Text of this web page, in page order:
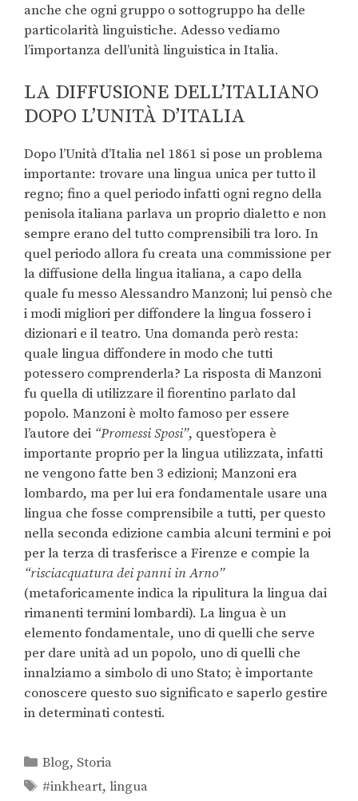
anche che ogni gruppo o sottogruppo ha delle
particolarità linguistiche. Adesso vediamo
l’importanza dell’unità linguistica in Italia.
LA DIFFUSIONE DELL’ITALIANO
DOPO L’UNITÀ D’ITALIA
Dopo l’Unità d’Italia nel 1861 si pose un problema
importante: trovare una lingua unica per tutto il
regno; fino a quel periodo infatti ogni regno della
penisola italiana parlava un proprio dialetto e non
sempre erano del tutto comprensibili tra loro. In
quel periodo allora fu creata una commissione per
la diffusione della lingua italiana, a capo della
quale fu messo Alessandro Manzoni; lui pensò che
i modi migliori per diffondere la lingua fossero i
dizionari e il teatro. Una domanda però resta:
quale lingua diffondere in modo che tutti
potessero comprenderla? La risposta di Manzoni
fu quella di utilizzare il fiorentino parlato dal
popolo. Manzoni è molto famoso per essere
l’autore dei “Promessi Sposi”, quest’opera è
importante proprio per la lingua utilizzata, infatti
ne vengono fatte ben 3 edizioni; Manzoni era
lombardo, ma per lui era fondamentale usare una
lingua che fosse comprensibile a tutti, per questo
nella seconda edizione cambia alcuni termini e poi
per la terza di trasferisce a Firenze e compie la
“risciacquatura dei panni in Arno”
(metaforicamente indica la ripulitura la lingua dai
rimanenti termini lombardi). La lingua è un
elemento fondamentale, uno di quelli che serve
per dare unità ad un popolo, uno di quelli che
innalziamo a simbolo di uno Stato; è importante
conoscere questo suo significato e saperlo gestire
in determinati contesti.
Blog, Storia
#inkheart,lingua